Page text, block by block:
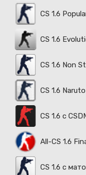
CS 1.6
CS 1.6
CS 1.6 Non
CS 1.6 Naruto
CS 1.6 с
All-CS 1.6
CS 1.6 с